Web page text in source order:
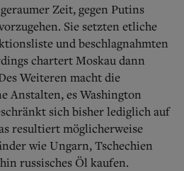
Zeit, gegen Putins
Sie setzten etliche
und beschlagnahmten
chartert Moskau dann
Weiteren macht die
Anstalten, es Washington
sich bisher lediglich auf
resultiert möglicherweise
wie Ungarn, Tschechien
russisches Öl kaufen.